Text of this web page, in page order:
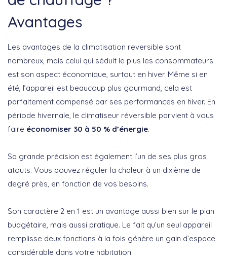
Avantages
Les avantages de la climatisation reversible sont
nombreux, mais celui qui séduit le plus les consommateurs
est son aspect économique, surtout en hiver. Même si en
été, l’appareil est beaucoup plus gourmand, cela est
parfaitement compensé par ses performances en hiver. En
période hivernale, le climatiseur réversible parvient à vous
faire économiser 30 à 50 % d’énergie.
Sa grande précision est également l’un de ses plus gros
atouts. Vous pouvez réguler la chaleur à un dixième de
degré près, en fonction de vos besoins.
Son caractère 2 en 1 est un avantage aussi bien sur le plan
budgétaire, mais aussi pratique. Le fait qu’un seul appareil
remplisse deux fonctions à la fois génère un gain d’espace
considérable dans votre habitation.